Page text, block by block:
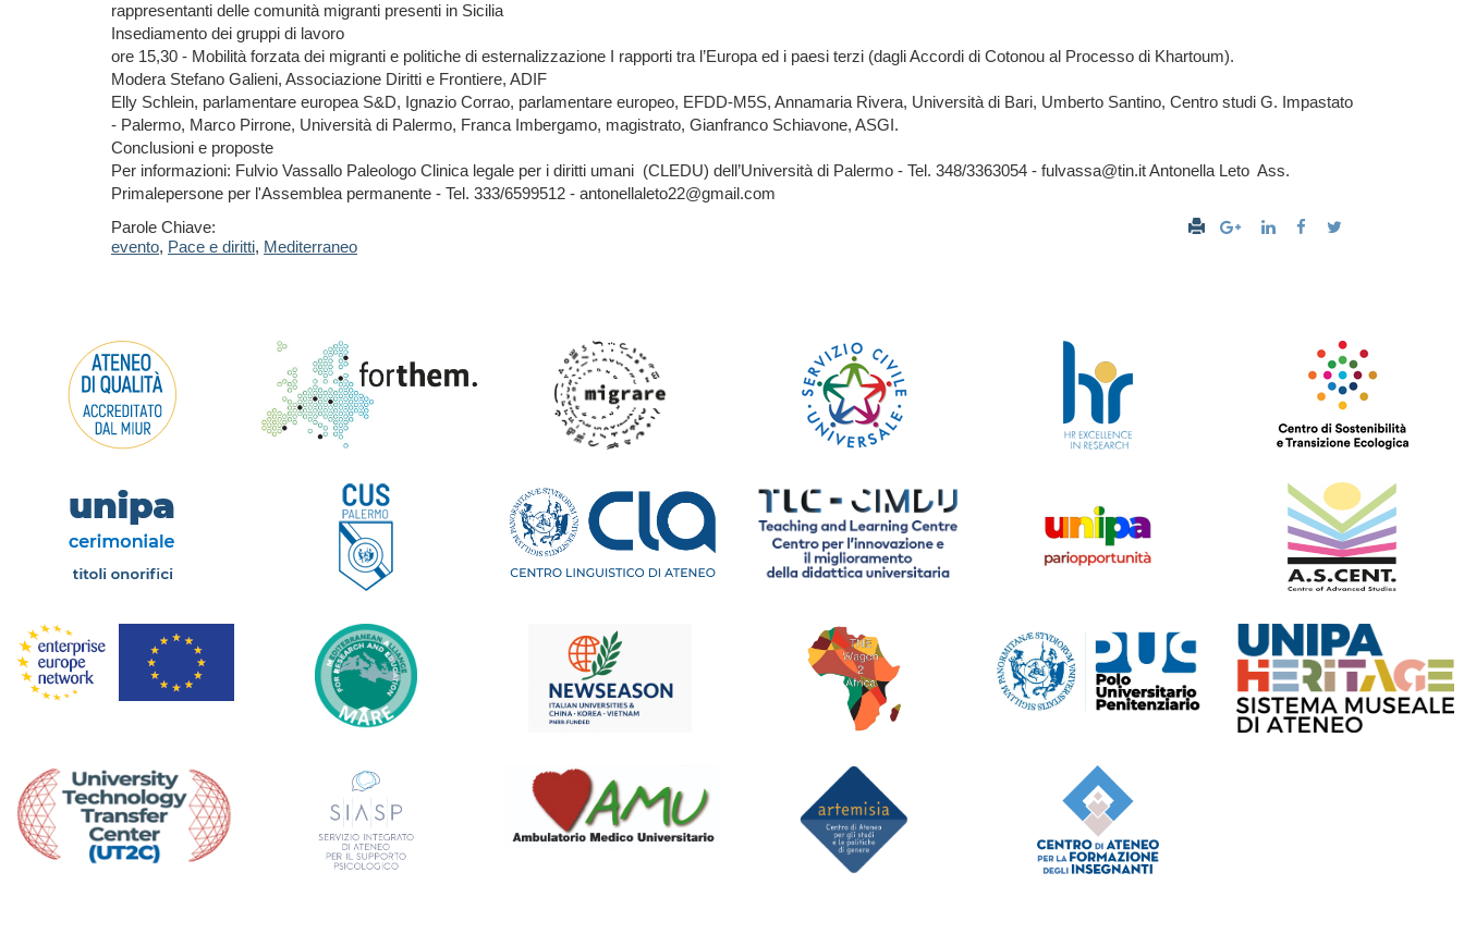
rappresentanti delle comunità migranti presenti in Sicilia
Insediamento dei gruppi di lavoro
ore 15,30 - Mobilità forzata dei migranti e politiche di esternalizzazione I rapporti tra l’Europa ed i paesi terzi (dagli Accordi di Cotonou al Processo di Khartoum).
Modera Stefano Galieni, Associazione Diritti e Frontiere, ADIF
Elly Schlein, parlamentare europea S&D, Ignazio Corrao, parlamentare europeo, EFDD-M5S, Annamaria Rivera, Università di Bari, Umberto Santino, Centro studi G. Impastato
- Palermo, Marco Pirrone, Università di Palermo, Franca Imbergamo, magistrato, Gianfranco Schiavone, ASGI.
Conclusioni e proposte
Per informazioni: Fulvio Vassallo Paleologo Clinica legale per i diritti umani (CLEDU) dell’Università di Palermo - Tel. 348/3363054 - fulvassa@tin.it Antonella Leto Ass.
Primalepersone per l'Assemblea permanente - Tel. 333/6599512 - antonellaleto22@gmail.com
Parole Chiave:
evento, Pace e diritti, Mediterraneo